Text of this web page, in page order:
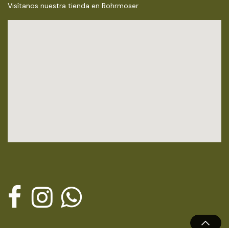
Visítanos nuestra tienda en Rohrmoser